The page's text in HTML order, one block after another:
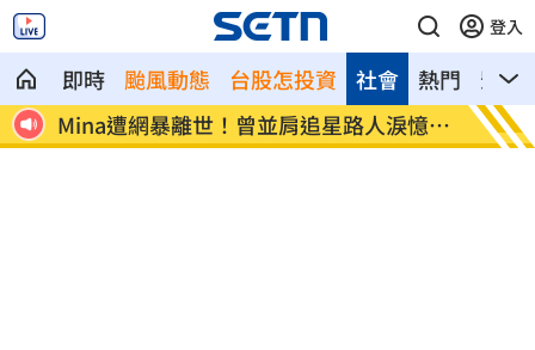
登入
即時 颱風動態 台股怎投資 熱門 影音
社會
Mina遭網暴離世！曾並肩追星路人淚憶暖
舉
范曉